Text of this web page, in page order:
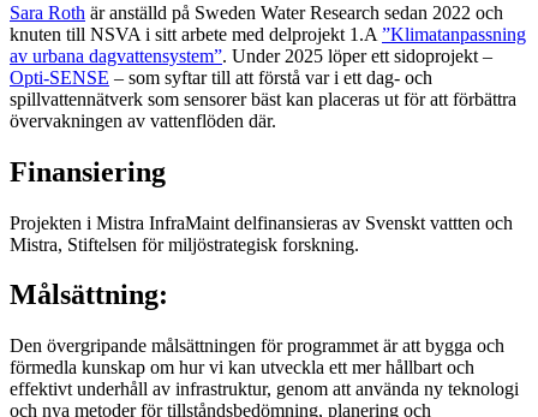
Sara Roth är anställd på Sweden Water Research sedan 2022 och
knuten till NSVA i sitt arbete med delprojekt 1.A ”Klimatanpassning
av urbana dagvattensystem”. Under 2025 löper ett sidoprojekt –
Opti-SENSE – som syftar till att förstå var i ett dag- och
spillvattennätverk som sensorer bäst kan placeras ut för att förbättra
övervakningen av vattenflöden där.
Finansiering
Projekten i Mistra InfraMaint delfinansieras av Svenskt vattten och
Mistra, Stiftelsen för miljöstrategisk forskning.
Målsättning:
Den övergripande målsättningen för programmet är att bygga och
förmedla kunskap om hur vi kan utveckla ett mer hållbart och
effektivt underhåll av infrastruktur, genom att använda ny teknologi
och nya metoder för tillståndsbedömning, planering och